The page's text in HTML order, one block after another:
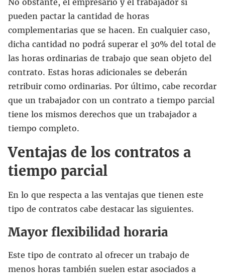
pueden pactar la cantidad de horas
complementarias que se hacen. En cualquier caso,
dicha cantidad no podrá superar el 30% del total de
las horas ordinarias de trabajo que sean objeto del
contrato. Estas horas adicionales se deberán
retribuir como ordinarias. Por último, cabe recordar
que un trabajador con un contrato a tiempo parcial
tiene los mismos derechos que un trabajador a
tiempo completo.
Ventajas de los contratos a
tiempo parcial
En lo que respecta a las ventajas que tienen este
tipo de contratos cabe destacar las siguientes.
Mayor flexibilidad horaria
Este tipo de contrato al ofrecer un trabajo de
menos horas también suelen estar asociados a